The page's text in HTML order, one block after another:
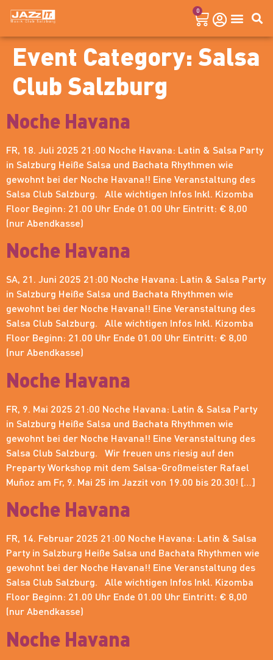
0
Event Category: Salsa
Club Salzburg
Noche Havana
FR, 18. Juli 2025 21:00 Noche Havana: Latin & Salsa Party
in Salzburg Heiße Salsa und Bachata Rhythmen wie
gewohnt bei der Noche Havana!! Eine Veranstaltung des
Salsa Club Salzburg. Alle wichtigen Infos Inkl. Kizomba
Floor Beginn: 21.00 Uhr Ende 01.00 Uhr Eintritt: € 8,00
(nur Abendkasse)
Noche Havana
SA, 21. Juni 2025 21:00 Noche Havana: Latin & Salsa Party
in Salzburg Heiße Salsa und Bachata Rhythmen wie
gewohnt bei der Noche Havana!! Eine Veranstaltung des
Salsa Club Salzburg. Alle wichtigen Infos Inkl. Kizomba
Floor Beginn: 21.00 Uhr Ende 01.00 Uhr Eintritt: € 8,00
(nur Abendkasse)
Noche Havana
FR, 9. Mai 2025 21:00 Noche Havana: Latin & Salsa Party
in Salzburg Heiße Salsa und Bachata Rhythmen wie
gewohnt bei der Noche Havana!! Eine Veranstaltung des
Salsa Club Salzburg. Wir freuen uns riesig auf den
Preparty Workshop mit dem Salsa-Großmeister Rafael
Muñoz am Fr, 9. Mai 25 im Jazzit von 19.00 bis 20.30! […]
Noche Havana
FR, 14. Februar 2025 21:00 Noche Havana: Latin & Salsa
Party in Salzburg Heiße Salsa und Bachata Rhythmen wie
gewohnt bei der Noche Havana!! Eine Veranstaltung des
Salsa Club Salzburg. Alle wichtigen Infos Inkl. Kizomba
Floor Beginn: 21.00 Uhr Ende 01.00 Uhr Eintritt: € 8,00
(nur Abendkasse)
Noche Havana